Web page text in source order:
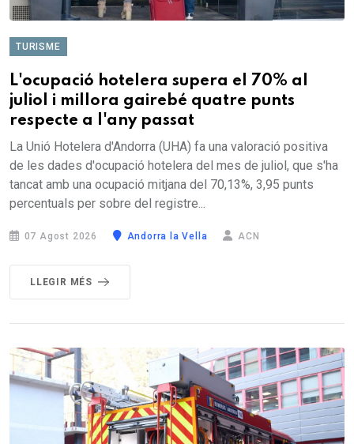
TURISME
L'ocupació hotelera supera el 70% al
juliol i millora gairebé quatre punts
respecte a l'any passat
La Unió Hotelera d'Andorra (UHA) fa una valoració positiva
de les dades d'ocupació hotelera del mes de juliol, que s'ha
tancat amb una ocupació mitjana del 70,13%, 3,95 punts
percentuals per sobre del registre...
07 Agost 2026 Andorra la Vella ACN
LLEGIR MÉS